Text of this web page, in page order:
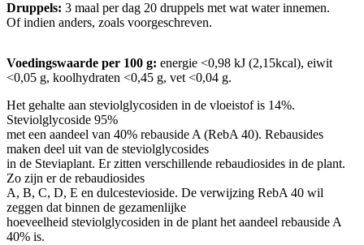
Druppels: 3 maal per dag 20 druppels met wat water innemen.
Of indien anders, zoals voorgeschreven.
Voedingswaarde per 100 g: energie <0,98 kJ (2,15kcal), eiwit
<0,05 g, koolhydraten <0,45 g, vet <0,04 g.
Het gehalte aan steviolglycosiden in de vloeistof is 14%.
Steviolglycoside 95%
met een aandeel van 40% rebauside A (RebA 40). Rebausides
maken deel uit van de steviolglycosides
in de Steviaplant. Er zitten verschillende rebaudiosides in de plant.
Zo zijn er de rebaudiosides
A, B, C, D, E en dulcestevioside. De verwijzing RebA 40 wil
zeggen dat binnen de gezamenlijke
hoeveelheid steviolglycosiden in de plant het aandeel rebauside A
40% is.